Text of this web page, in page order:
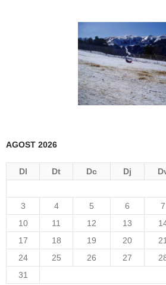
AGOST 2026
Dl Dt Dc Dj
3
4 5 6 7
10
11 12 13
17
18 19 20 21
24
25 26 27
31